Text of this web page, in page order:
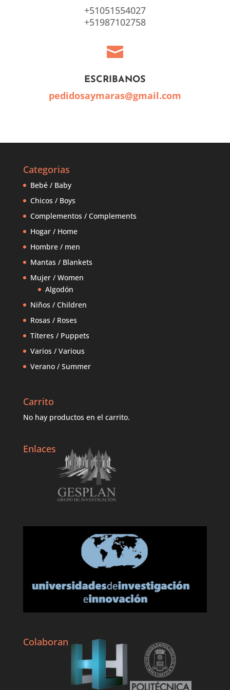
+51051554027
+51987102758

ESCRIBANOS
pedidosaymaras@gmail.com
Categorias
Bebé / Baby
Chicos / Boys
Complementos / Complements
Hogar / Home
Hombre / men
Mantas / Blankets
Mujer / Women
Algodón
Niños / Children
Rosas / Roses
Títeres / Puppets
Varios / Various
Verano / Summer
Carrito
No hay productos en el carrito.
Enlaces
Colaboran